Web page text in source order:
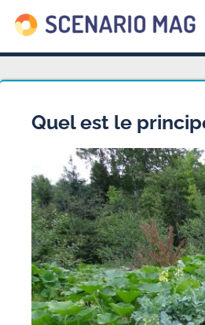
Quel est le